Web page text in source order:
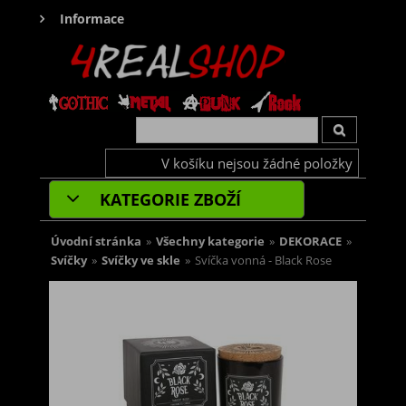
Informace
V košíku nejsou žádné položky
KATEGORIE ZBOŽÍ
Úvodní stránka » Všechny kategorie » DEKORACE »
Svíčky » Svíčky ve skle » Svíčka vonná - Black Rose